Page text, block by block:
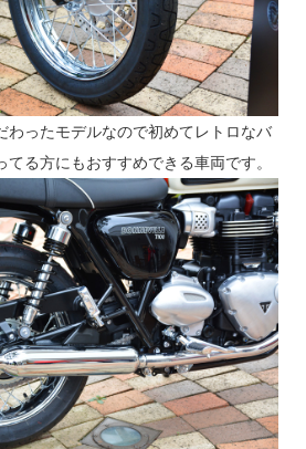
わったモデルなので初めてレトロなバ
る方にもおすすめできる車両です。